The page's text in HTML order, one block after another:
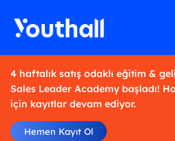
4 haftalık satış odaklı eğitim &
Sales Leader Academy başladı!
için kayıtlar devam ediyor.
Hemen Kayıt Ol